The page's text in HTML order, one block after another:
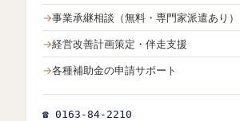
事業承継相談（無料・専門家派遣あり）
経営改善計画策定・伴走支援
各種補助金の申請サポート
☎ 0163-84-2210